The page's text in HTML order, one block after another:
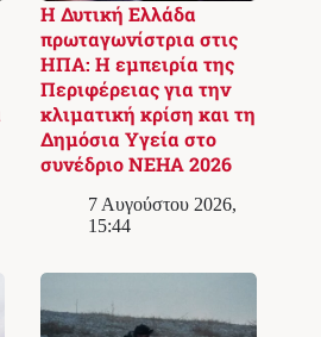
Η Δυτική Ελλάδα
πρωταγωνίστρια στις
ΗΠΑ: Η εμπειρία της
Περιφέρειας για την
κλιματική κρίση και τη
Δημόσια Υγεία στο
συνέδριο NEHA 2026
7 Αυγούστου 2026,
15:44